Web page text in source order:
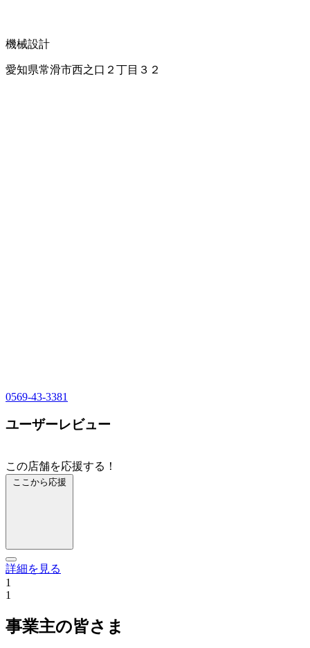
機械設計
愛知県常滑市西之口２丁目３２
0569-43-3381
ユーザーレビュー
この店舗を応援する！
ここから応援
詳細を見る
1
1
事業主の皆さま